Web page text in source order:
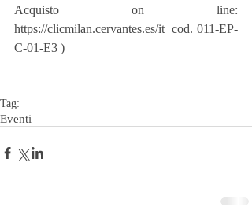
Acquisto on line:
https://clicmilan.cervantes.es/it  cod. 011-EP-
C-01-E3 )
Tag:
Eventi